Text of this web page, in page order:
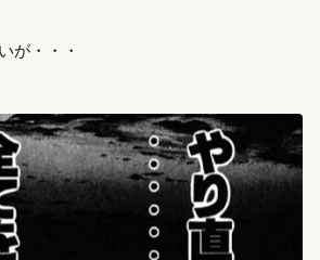
が・・・